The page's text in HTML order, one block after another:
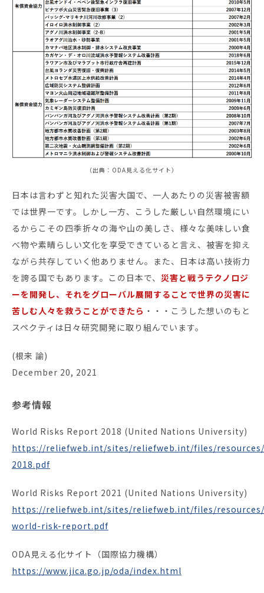
（出典：ODA見える化サイト）
日本は言わずと知れた災害大国で、一人あたりの災害被害額
では世界一です。しかし一方、こうした厳しい自然環境にい
るからこその四季折々の海や山の美しさ、様々な美味しい食
べ物や素晴らしい文化を享受できていると言え、被害を抑え
ながら共存していく他ありません。また、日本は高い技術力
を誇る国でもあります。この日本で、 災害と戦うテクノロジ
ーを開発し、それをグローバル展開することで世界の災害に
苦しむ人々を救うことができたら ・・・こうした想いのもと
スペクティは日々研究開発に取り組んでいます。
(根来 諭)
December 20, 2021
参考情報
World Risks Report 2018 (United Nations University)
https://reliefweb.int/sites/reliefweb.int/files/
2018.pdf
World Risks Report 2021 (United Nations University)
https://reliefweb.int/sites/reliefweb.int/files/
world-risk-report.pdf
ODA見える化サイト（国際協力機構）
https://www.jica.go.jp/oda/index.html